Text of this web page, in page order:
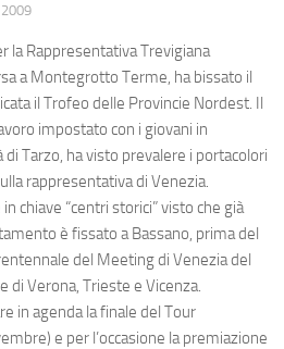
la Rappresentativa Trevigiana
a Montegrotto Terme, ha bissato il
il Trofeo delle Provincie Nordest. Il
impostato con i giovani in
Tarzo, ha visto prevalere i portacolori
rappresentativa di Venezia.
chiave “centri storici” visto che già
è fissato a Bassano, prima del
del Meeting di Venezia del
di Verona, Trieste e Vicenza.
in agenda la finale del Tour
e per l’occasione la premiazione